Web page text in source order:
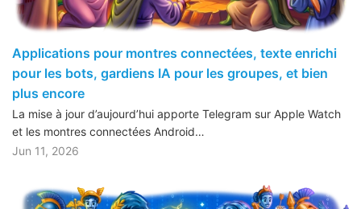
Applications pour montres connectées, texte enrichi
pour les bots, gardiens IA pour les groupes, et bien
plus encore
La mise à jour d’aujourd’hui apporte Telegram sur Apple Watch
et les montres connectées Android…
Jun 11, 2026